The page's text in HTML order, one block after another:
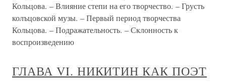
Кольцова. – Влияние степи на его творчество. – Грусть
колъцовской музы. – Первый период творчества
Кольцова. – Подражательность. – Склонность к
воспроизведению
ГЛАВА VI. НИКИТИН КАК ПОЭТ